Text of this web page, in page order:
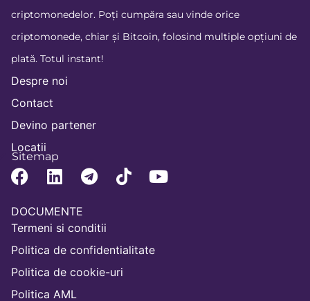
criptomonedelor. Poți cumpăra sau vinde orice
criptomonede, chiar și Bitcoin, folosind multiple opțiuni de
plată. Totul instant!
Despre noi
Contact
Devino partener
Locatii
Sitemap
DOCUMENTE
Termeni si conditii
Politica de confidentialitate
Politica de cookie-uri
Politica AML